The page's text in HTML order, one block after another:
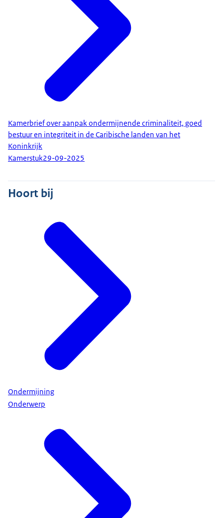
Kamerbrief over aanpak ondermijnende criminaliteit, goed
bestuur en integriteit in de Caribische landen van het
Koninkrijk
Kamerstuk29-09-2025
Hoort bij
Ondermijning
Onderwerp